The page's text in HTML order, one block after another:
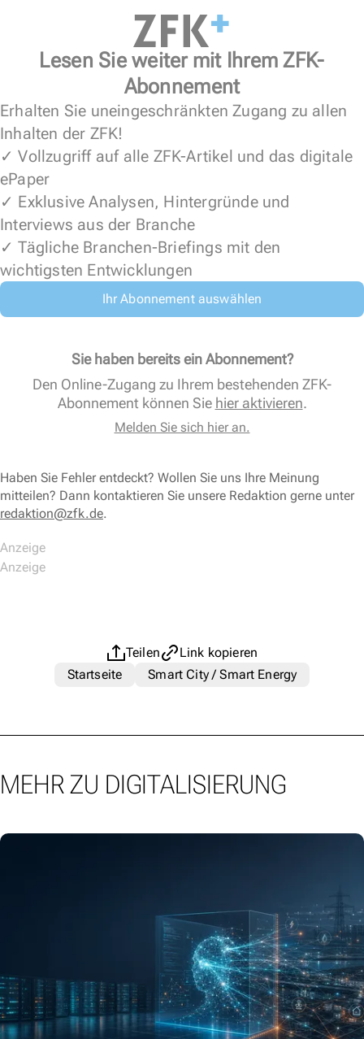
Lesen Sie weiter mit Ihrem ZFK-
Abonnement
Erhalten Sie uneingeschränkten Zugang zu allen
Inhalten der ZFK!
✓ Vollzugriff auf alle ZFK-Artikel und das digitale
ePaper
✓ Exklusive Analysen, Hintergründe und
Interviews aus der Branche
✓ Tägliche Branchen-Briefings mit den
wichtigsten Entwicklungen
Ihr Abonnement auswählen
Sie haben bereits ein Abonnement?
Den Online-Zugang zu Ihrem bestehenden ZFK-
Abonnement können Sie hier aktivieren.
Melden Sie sich hier an.
Haben Sie Fehler entdeckt? Wollen Sie uns Ihre Meinung
mitteilen? Dann kontaktieren Sie unsere Redaktion gerne unter
redaktion@zfk.de.
Teilen
Link kopieren
Startseite
Smart City / Smart Energy
MEHR ZU DIGITALISIERUNG